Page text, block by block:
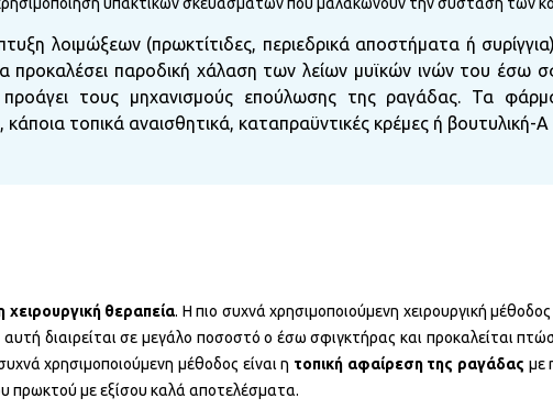
λοιμώξεων (πρωκτίτιδες, περιεδρικά αποστήματα ή
προκαλέσει παροδική χάλαση των λείων μυϊκών ινών του έσω
τους μηχανισμούς επούλωσης της ραγάδας. Τα
τοπικά αναισθητικά, καταπραϋντικές κρέμες ή βουτυλική-Α
χειρουργική θεραπεία. Η πιο συχνά χρησιμοποιούμενη χειρουργική
διαιρείται σε μεγάλο ποσοστό ο έσω σφιγκτήρας και προκαλείται
χρησιμοποιούμενη μέθοδος είναι η τοπική αφαίρεση της ραγάδας με
πρωκτού με εξίσου καλά αποτελέσματα.